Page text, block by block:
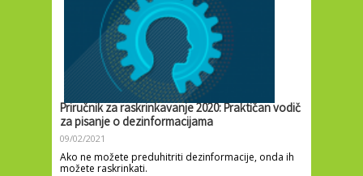
Priručnik za raskrinkavanje 2020: Praktičan vodič
za pisanje o dezinformacijama
09/02/2021
Ako ne možete preduhitriti dezinformacije, onda ih
možete raskrinkati.